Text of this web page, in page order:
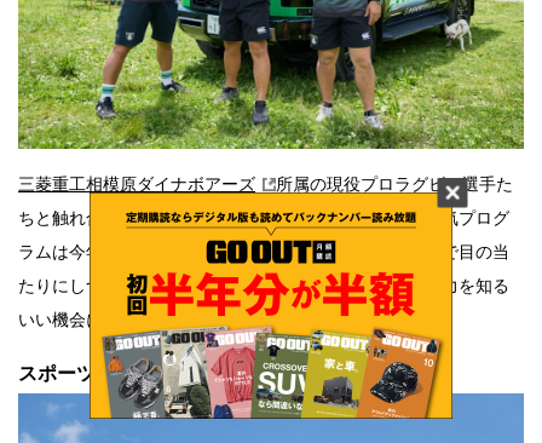
三菱重工相模原ダイナボアーズ
所属の現役プロラグビー選手た
ちと触れ合いながらラグビーの楽しさを親子で学べる人気プログ
ラムは今年も大人気。プロ選手の身体能力の高さを間近で目の当
たりにしつつ、なかなか触れる機会のないラグビーの魅力を知る
いい機会になっていた。
スポーツクライミング